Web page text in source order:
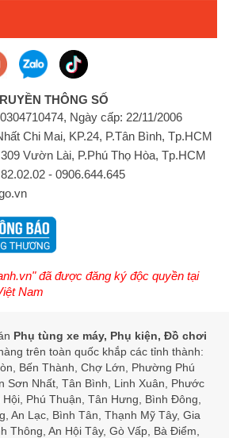
THÔNG SỐ
Ngày cấp: 22/11/2006
Chi Mai, KP.24, P.Tân Bình, Tp.HCM
309 Vườn Lài, P.Phú Thọ Hòa, Tp.HCM
- 0906.644.645
đã được đăng ký độc quyền tại
Nam
Phụ tùng xe máy, Phụ kiện, Đồ chơi
trên toàn quốc khắp các tỉnh thành:
Bến Thành, Chợ Lớn, Phường Phú
Sơn Nhất, Tân Bình, Linh Xuân, Phước
Phú Thuận, Tân Hưng, Bình Đông,
An Lạc, Bình Tân, Thạnh Mỹ Tây, Gia
Thông, An Hội Tây, Gò Vấp, Bà Điểm,